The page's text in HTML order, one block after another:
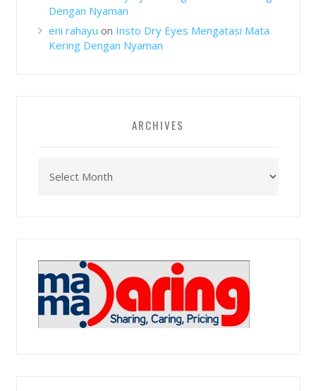
Dengan Nyaman
eni rahayu on Insto Dry Eyes Mengatasi Mata
Kering Dengan Nyaman
ARCHIVES